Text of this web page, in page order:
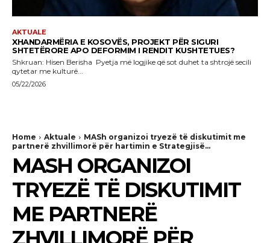
AKTUALE
XHANDARMËRIA E KOSOVËS, PROJEKT PËR SIGURI
SHTETËRORE APO DEFORMIM I RENDIT KUSHTETUES?
Shkruan: Hisen Berisha Pyetja më logjike që sot duhet ta shtrojë secili
qytetar me kulturë...
05/22/2026